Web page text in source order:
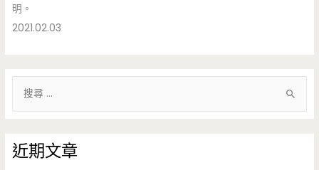
明。
2021.02.03
鍵
字
近期文章